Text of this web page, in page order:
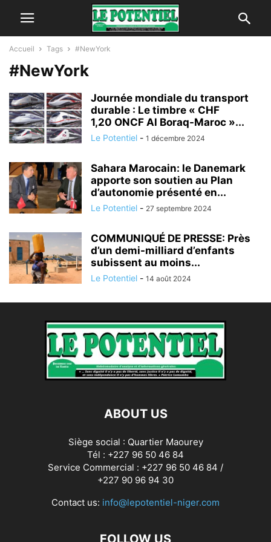
Accueil Tags #NewYork
#NewYork
Journée mondiale du transport
durable : Le timbre « CHF
1,20 ONCF Al Boraq-Maroc »...
Le Potentiel - 1 décembre 2024
Sahara Marocain: le Danemark
apporte son soutien au Plan
d’autonomie présenté en...
Le Potentiel - 27 septembre 2024
COMMUNIQUÉ DE PRESSE: Près
d’un demi-milliard d’enfants
subissent au moins...
Le Potentiel - 14 août 2024
ABOUT US
Siège social : Quartier Maourey
Tél : +227 96 50 46 84
Service Commercial : +227 96 50 46 84 /
+227 90 96 94 30
Contact us: info@lepotentiel-niger.com
FOLLOW US